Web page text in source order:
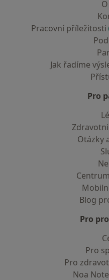
Pracovní příležitosti
Jak řadíme
Pro
Otázky
Blog
Pro
Pro
Pro
Noa